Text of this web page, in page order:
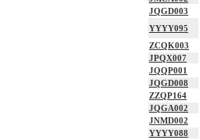
JQGD003
YYYY095
ZCQK003
JPQX007
JQQP001
JQGD008
ZZQP164
JQGA002
JNMD002
YYYY088